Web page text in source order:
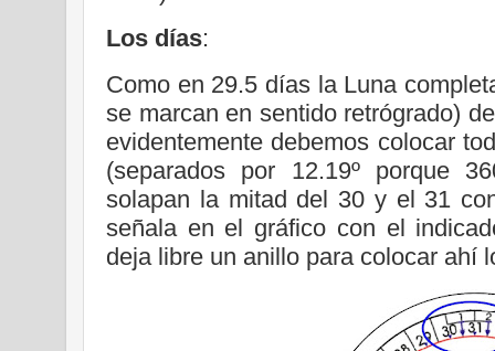
Los días:
Como en 29.5 días la Luna
se marcan en sentido retrógrado)
evidentemente debemos colocar
(separados por 12.19º porque
solapan la mitad del 30 y el 31
señala en el gráfico con el
deja libre un anillo para colocar ahí